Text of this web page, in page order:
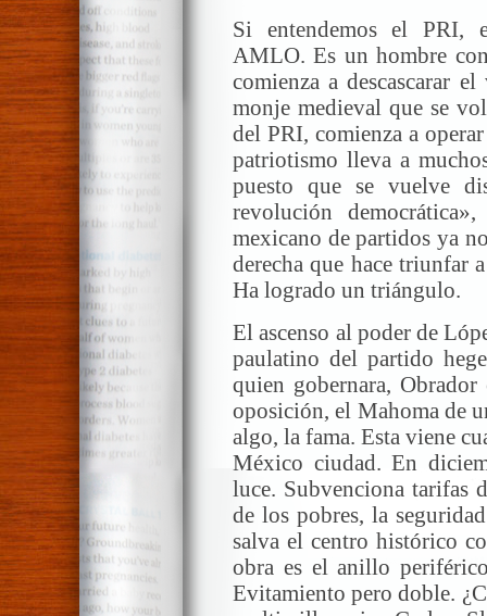
Si entendemos el PRI,
AMLO. Es un hombre
comienza a descascarar
monje medieval que se
del PRI, comienza a
patriotismo lleva a
puesto que se vuelve
revolución
mexicano de partidos ya
derecha que hace triunfar
Ha logrado un triángulo.
El ascenso al poder de
paulatino del partido
quien gobernara,
oposición, el Mahoma de
algo, la fama. Esta viene
México ciudad. En
luce. Subvenciona tarifas
de los pobres, la
salva el centro histórico
obra es el anillo
Evitamiento pero doble.